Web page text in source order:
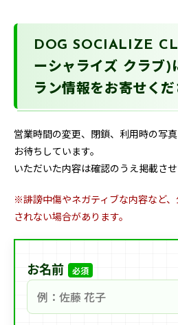
DOG SOCIALIZE
ーシャライズ クラブ)
ラン情報をお寄せくだ
営業時間の変更、閉鎖、利用時の写
お待ちしています。
いただいた内容は確認のうえ掲載させ
※誹謗中傷やネガティブな内容など
されない場合があります。
お名前 必須